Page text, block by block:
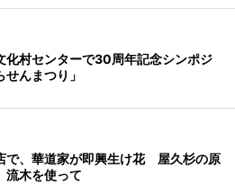
化村センターで30周年記念シンポジ
んまつり」
で、華道家が即興生け花 屋久杉の原
流木を使って